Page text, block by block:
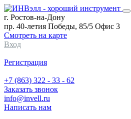
г. Ростов-на-Дону
пр. 40-летия Победы, 85/5 Офис 3
Смотреть на карте
Вход
Регистрация
+7 (863) 322 - 33 - 62
Заказать звонок
info@invell.ru
Написать нам